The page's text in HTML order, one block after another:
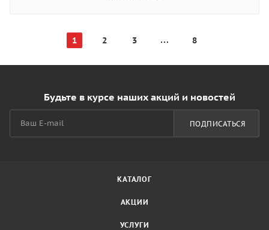
1 2 3 8
Будьте в курсе наших акций и новостей
ПОДПИСАТЬСЯ
КАТАЛОГ
АКЦИИ
УСЛУГИ